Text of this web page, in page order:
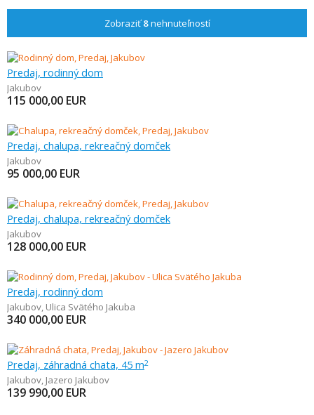
Zobraziť8nehnuteľností
Predaj, rodinný dom
Jakubov
115 000,00 EUR
Predaj, chalupa, rekreačný domček
Jakubov
95 000,00 EUR
Predaj, chalupa, rekreačný domček
Jakubov
128 000,00 EUR
Predaj, rodinný dom
Jakubov, Ulica Svätého Jakuba
340 000,00 EUR
Predaj, záhradná chata, 45 m2
Jakubov, Jazero Jakubov
139 990,00 EUR